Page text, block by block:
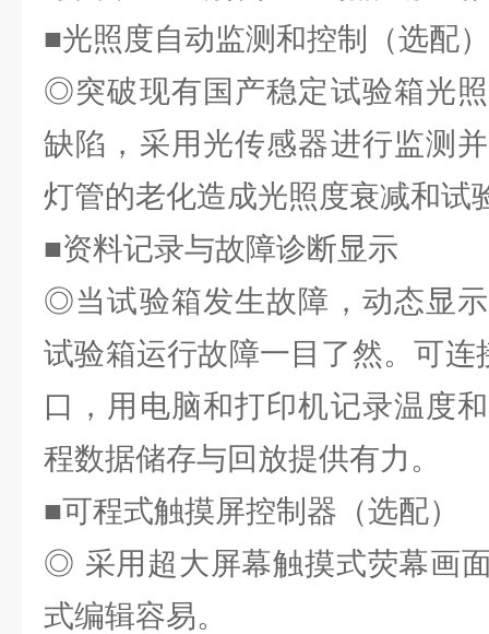
■光照度自动监测和控制（选配）
◎突破现有国产稳定试验箱光
缺陷，采用光传感器进行监测
灯管的老化造成光照度衰减和试
■资料记录与故障诊断显示
◎当试验箱发生故障，动态显
试验箱运行故障一目了然。可
口，用电脑和打印机记录温度
程数据储存与回放提供有力。
■可程式触摸屏控制器（选配）
◎ 采用超大屏幕触摸式荧幕画
式编辑容易。